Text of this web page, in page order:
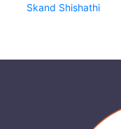
Skand Shishathi